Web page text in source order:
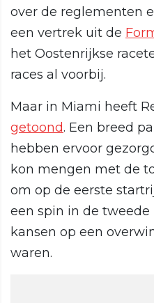
over de reglementen
een vertrek uit de
het Oostenrijkse
races al voorbij.
Maar in Miami heeft
getoond. Een breed
hebben ervoor
kon mengen met de
om op de eerste
een spin in de
kansen op een
waren.